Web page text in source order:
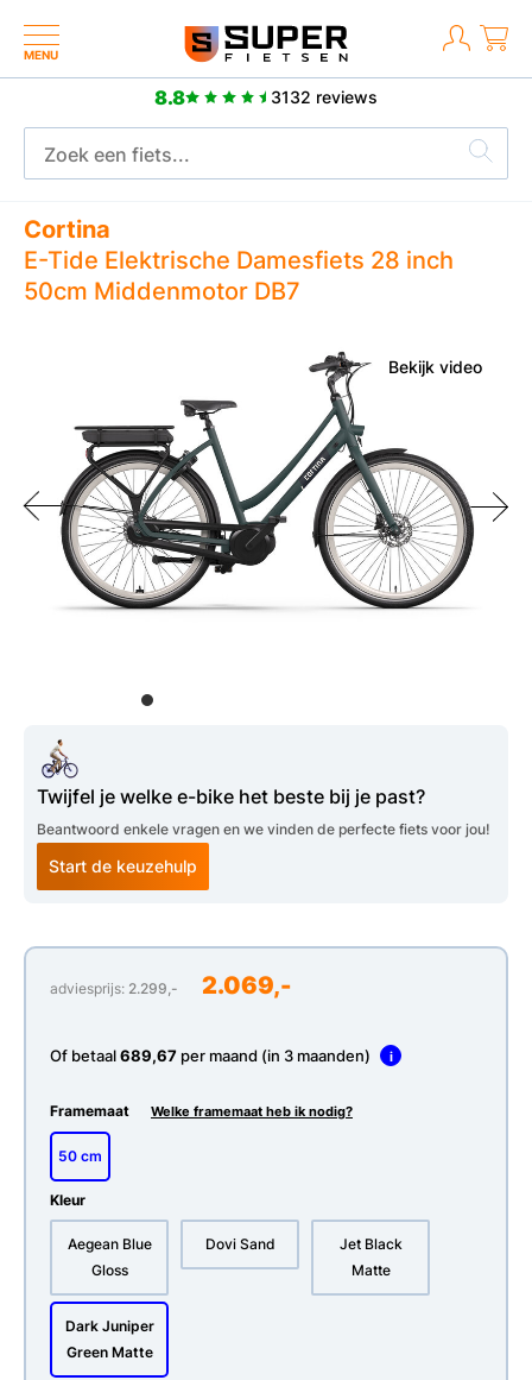
MENU
8.8 3132 reviews
Meer dan 2500 positieve reviews
Cortina
E-Tide Elektrische Damesfiets 28 inch
50cm Middenmotor DB7
Bekijk video
Twijfel je welke e-bike het beste bij je past?
Beantwoord enkele vragen en we vinden de perfecte fiets voor jou!
Start de keuzehulp
adviesprijs: 2.299,- 2.069,-
Of betaal689,67 per maand (in 3 maanden) i
Framemaat Welke framemaat heb ik nodig?
50 cm
Kleur
Aegean Blue
Gloss
Dovi Sand
Jet Black
Matte
Dark Juniper
Green Matte